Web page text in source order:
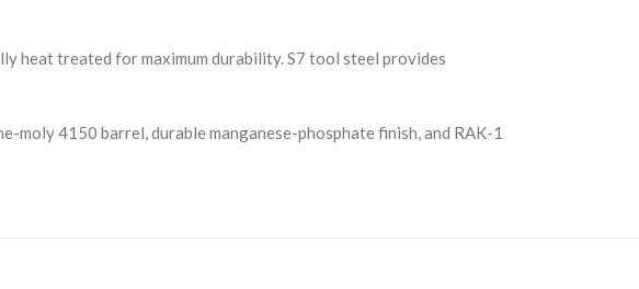
heat treated for maximum durability. S7 tool steel provides
4150 barrel, durable manganese-phosphate finish, and RAK-1